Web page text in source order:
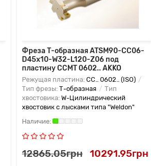
Фреза Т-образная ATSM90-CC06-
D45x10-W32-L120-Z06 под
пластину CCMT 0602.. AKKO
Режущая пластина: CC.. 0602.. (ISO)
Тип фрезы: Т-образная
Тип
хвостовика: W-Цилиндрический
хвостовик с лысками типа "Weldon"
12865.05грн 10291.95грн